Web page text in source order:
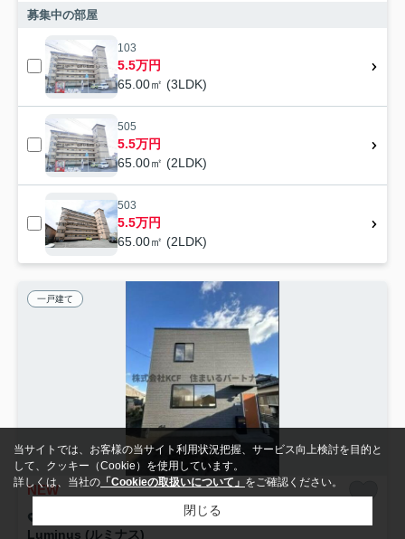
募集中の部屋
103
5.5万円
65.00㎡ (3LDK)
505
5.5万円
65.00㎡ (2LDK)
503
5.5万円
65.00㎡ (2LDK)
一戸建て
NEW
Luminus (ルミナス)
当サイトでは、お客様の当サイト利用状況把握、サービス向上検討を目的と
して、クッキー（Cookie）を使用しています。
詳しくは、当社の 「Cookieの取扱いについて」 をご確認ください。
閉じる